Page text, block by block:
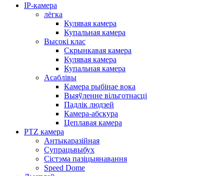
IP-камера
лёгка
Кулявая камера
Купальная камера
Высокі клас
Скрынкавая камера
Кулявая камера
Купальная камера
Асаблівы
Камера рыбінае вока
Выяўленне вільготнасці
Падлік людзей
Камера-абскура
Цеплавая камера
PTZ камера
Антыкаразійная
Супрацьвыбух
Сістэма пазіцыянавання
Speed ​​Dome